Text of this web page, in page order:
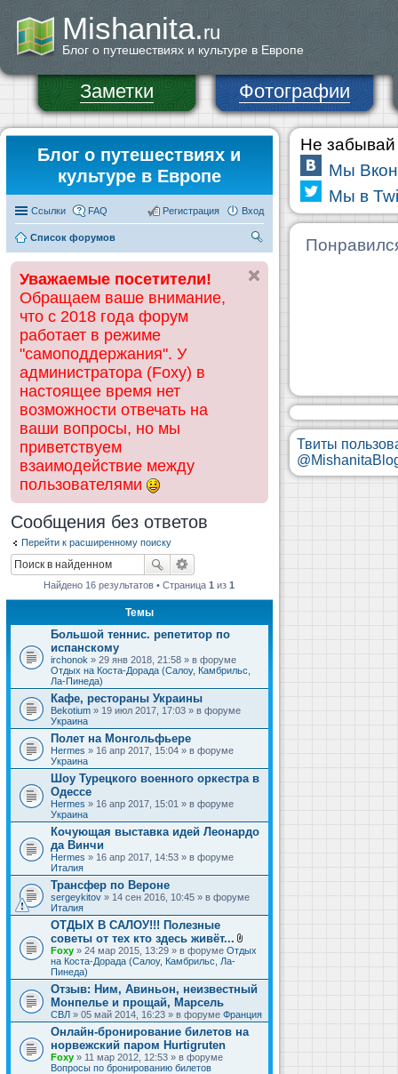
Mishanita.ru
Блог о путешествиях и культуре в Европе
Заметки Фотографии
Блог о путешествиях и
культуре в Европе
Ссылки FAQ Вход
Регистрация
Список форумов
ск
Уважаемые посетители!
Обращаем ваше внимание,
что с 2018 года форум
работает в режиме
"самоподдержания". У
администратора (Foxy) в
настоящее время нет
возможности отвечать на
ваши вопросы, но мы
приветствуем
взаимодействие между
пользователями
Сообщения без ответов
Перейти к расширенному поиску
Найдено 16 результатов • Страница1 из1
Темы
Большой теннис. репетитор по
испанскому
irchonok » 29 янв 2018, 21:58 » в форуме
Отдых на Коста-Дорада (Салоу, Камбрильс,
Ла-Пинеда)
Кафе, рестораны Украины
Bekotium » 19 июл 2017, 17:03 » в форуме
Украина
Полет на Монгольфьере
Hermes » 16 апр 2017, 15:04 » в форуме
Украина
Шоу Турецкого военного оркестра в
Одессе
Hermes » 16 апр 2017, 15:01 » в форуме
Украина
Кочующая выставка идей Леонардо
да Винчи
Hermes » 16 апр 2017, 14:53 » в форуме
Италия
Трансфер по Вероне
sergeykitov » 14 сен 2016, 10:45 » в форуме
Италия
ОТДЫХ В САЛОУ!!! Полезные
советы от тех кто здесь живёт...
В
л
ж
е
и
я
Foxy » 24 мар 2015, 13:29 » в форуме Отдых
на Коста-Дорада (Салоу, Камбрильс, Ла-
Пинеда)
Отзыв: Ним, Авиньон, неизвестный
Монпелье и прощай, Марсель
СВЛ » 05 май 2014, 16:23 » в форуме Франция
Онлайн-бронирование билетов на
норвежский паром Hurtigruten
Foxy » 11 мар 2012, 12:53 » в форуме
Вопросы по бронированию билетов
Не забывай
Мы
Мы в
Твиты